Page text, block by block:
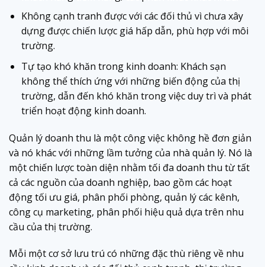
Không cạnh tranh được với các đối thủ vì chưa xây
dựng được chiến lược giá hấp dẫn, phù hợp với môi
trường.
Tự tạo khó khăn trong kinh doanh: Khách sạn
không thể thích ứng với những biến động của thị
trường, dẫn đến khó khăn trong việc duy trì và phát
triển hoạt động kinh doanh.
Quản lý doanh thu là một công việc không hề đơn giản
và nó khác với những lầm tưởng của nhà quản lý. Nó là
một chiến lược toàn diện nhằm tối đa doanh thu từ tất
cả các nguồn của doanh nghiệp, bao gồm các hoạt
động tối ưu giá, phân phối phòng, quản lý các kênh,
công cụ marketing, phân phối hiệu quả dựa trên nhu
cầu của thị trường.
Mỗi một cơ sở lưu trú có những đặc thù riêng về nhu